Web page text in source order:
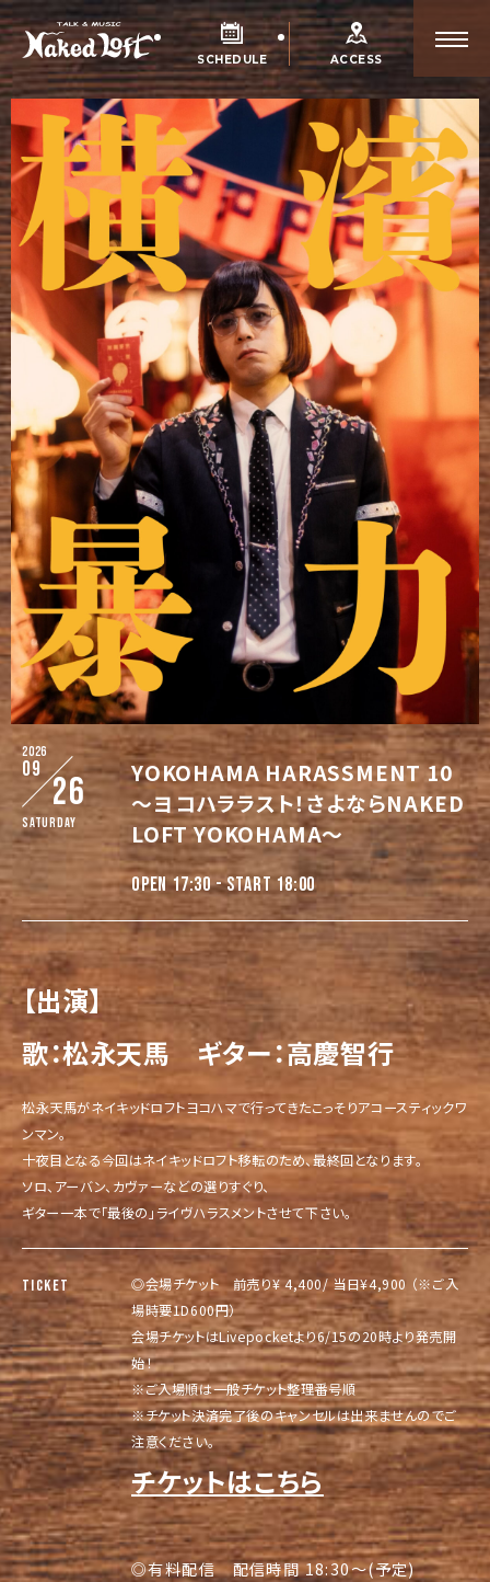
SCHEDULE ACCESS
2026
09
26
Saturday
YOKOHAMA HARASSMENT 10
〜ヨコハララスト！さよならNAKED
LOFT YOKOHAMA〜
OPEN 17:30 - START 18:00
【出演】
歌：松永天馬 ギター：高慶智行
松永天馬がネイキッドロフトヨコハマで行ってきたこっそりアコースティックワ
ンマン。
十夜目となる今回はネイキッドロフト移転のため、最終回となります。
ソロ、アーバン、カヴァーなどの選りすぐり、
ギター一本で「最後の」ライヴハラスメントさせて下さい。
TICKET
◎会場チケット 前売り¥ 4,400/ 当日¥4,900 （※ご入
場時要1D600円）
会場チケットはLivepocketより6/15の20時より発売開
始！
※ご入場順は一般チケット整理番号順
※チケット決済完了後のキャンセルは出来ませんのでご
注意ください。
チケットはこちら
◎有料配信 配信時間 18:30～(予定)